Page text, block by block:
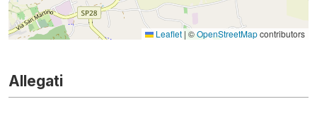
Leaflet | ©OpenStreetMapcontributors
Allegati